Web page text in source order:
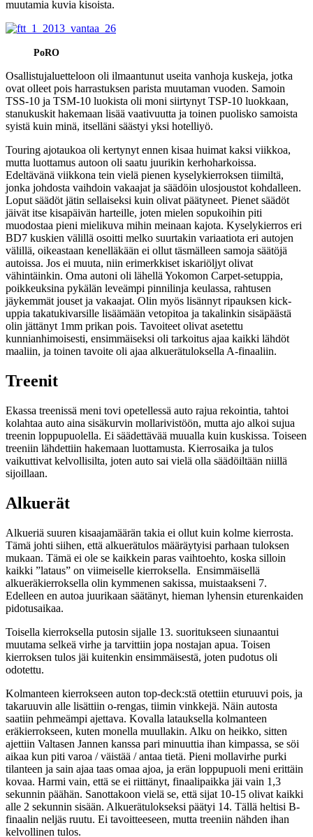
muutamia kuvia kisoista.
PoRO
Osallistujaluetteloon oli ilmaantunut useita vanhoja kuskeja, jotka
ovat olleet pois harrastuksen parista muutaman vuoden. Samoin
TSS-10 ja TSM-10 luokista oli moni siirtynyt TSP-10 luokkaan,
stanukuskit hakemaan lisää vaativuutta ja toinen puolisko samoista
syistä kuin minä, itselläni säästyi yksi hotelliyö.
Touring ajotaukoa oli kertynyt ennen kisaa huimat kaksi viikkoa,
mutta luottamus autoon oli saatu juurikin kerhoharkoissa.
Edeltävänä viikkona tein vielä pienen kyselykierroksen tiimiltä,
jonka johdosta vaihdoin vakaajat ja säädöin ulosjoustot kohdalleen.
Loput säädöt jätin sellaiseksi kuin olivat päätyneet. Pienet säädöt
jäivät itse kisapäivän harteille, joten mielen sopukoihin piti
muodostaa pieni mielikuva mihin meinaan kajota. Kyselykierros eri
BD7 kuskien välillä osoitti melko suurtakin variaatiota eri autojen
välillä, oikeastaan kenelläkään ei ollut täsmälleen samoja säätöjä
autoissa. Jos ei muuta, niin erimerkkiset iskariöljyt olivat
vähintäinkin. Oma autoni oli lähellä Yokomon Carpet-setuppia,
poikkeuksina pykälän leveämpi pinnilinja keulassa, rahtusen
jäykemmät jouset ja vakaajat. Olin myös lisännyt ripauksen kick-
uppia takatukivarsille lisäämään vetopitoa ja takalinkin sisäpäästä
olin jättänyt 1mm prikan pois. Tavoiteet olivat asetettu
kunnianhimoisesti, ensimmäiseksi oli tarkoitus ajaa kaikki lähdöt
maaliin, ja toinen tavoite oli ajaa alkuerätuloksella A-finaaliin.
Treenit
Ekassa treenissä meni tovi opetellessä auto rajua rekointia, tahtoi
kolahtaa auto aina sisäkurvin mollarivistöön, mutta ajo alkoi sujua
treenin loppupuolella. Ei säädettävää muualla kuin kuskissa. Toiseen
treeniin lähdettiin hakemaan luottamusta. Kierrosaika ja tulos
vaikuttivat kelvollisilta, joten auto sai vielä olla säädöiltään niillä
sijoillaan.
Alkuerät
Alkueriä suuren kisaajamäärän takia ei ollut kuin kolme kierrosta.
Tämä johti siihen, että alkuerätulos määräytyisi parhaan tuloksen
mukaan. Tämä ei ole se kaikkein paras vaihtoehto, koska silloin
kaikki ”lataus” on viimeiselle kierroksella. Ensimmäisellä
alkueräkierroksella olin kymmenen sakissa, muistaakseni 7.
Edelleen en autoa juurikaan säätänyt, hieman lyhensin eturenkaiden
pidotusaikaa.
Toisella kierroksella putosin sijalle 13. suoritukseen siunaantui
muutama selkeä virhe ja tarvittiin jopa nostajan apua. Toisen
kierroksen tulos jäi kuitenkin ensimmäisestä, joten pudotus oli
odotettu.
Kolmanteen kierrokseen auton top-deck:stä otettiin eturuuvi pois, ja
takaruuvin alle lisättiin o-rengas, tiimin vinkkejä. Näin autosta
saatiin pehmeämpi ajettava. Kovalla latauksella kolmanteen
eräkierrokseen, kuten monella muullakin. Alku on heikko, sitten
ajettiin Valtasen Jannen kanssa pari minuuttia ihan kimpassa, se söi
aikaa kun piti varoa / väistää / antaa tietä. Pieni mollavirhe purki
tilanteen ja sain ajaa taas omaa ajoa, ja erän loppupuoli meni erittäin
kovaa. Harmi vain, että se ei riittänyt, finaalipaikka jäi vain 1,3
sekunnin päähän. Sanottakoon vielä se, että sijat 10-15 olivat kaikki
alle 2 sekunnin sisään. Alkuerätulokseksi päätyi 14. Tällä heltisi B-
finaalin neljäs ruutu. Ei tavoitteeseen, mutta treeniin nähden ihan
kelvollinen tulos.